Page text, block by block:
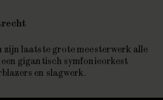
laatste grote meesterwerk alle
gigantisch symfonieorkest
en slagwerk.